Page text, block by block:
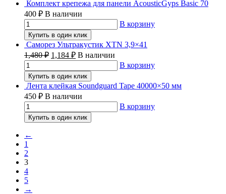
Комплект крепежа для панели AcousticGyps Basic 70
400 ₽ В наличии
В корзину
Купить в один клик
Саморез Ультракустик XTN 3,9×41
1,480₽ 1,184 ₽ В наличии
В корзину
Купить в один клик
Лента клейкая Soundguard Tape 40000×50 мм
450 ₽ В наличии
В корзину
Купить в один клик
←
1
2
3
4
5
→